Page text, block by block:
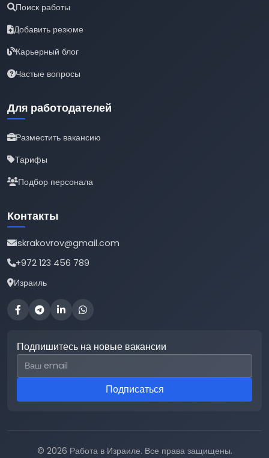
Поиск работы
Добавить резюме
Карьерный блог
Частые вопросы
Для работодателей
Разместить вакансию
Тарифы
Подбор персонала
Контакты
iskrakovrov@gmail.com
+972 123 456 789
Израиль
Подпишитесь на новые вакансии
Email для подписки
Подписаться
© 2026 Работа в Израиле. Все права защищены.